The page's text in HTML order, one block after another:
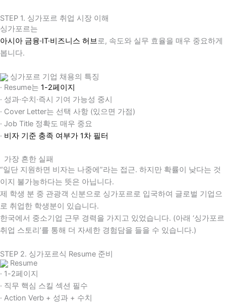
STEP 1. 싱가포르 취업 시장 이해
싱가포르는
아시아 금융·IT·비즈니스 허브로, 속도와 실무 효율을 매우 중요하게
봅니다.
싱가포르 기업 채용의 특징
· Resume는 1-2페이지
· 성과·수치·즉시 기여 가능성 중시
· Cover Letter는 선택 사항 (있으면 가점)
· Job Title 정확도 매우 중요
· 비자 기준 충족 여부가 1차 필터
가장 흔한 실패
“일단 지원하면 비자는 나중에”라는 접근. 하지만 확률이 낮다는 것
이지 불가능하다는 뜻은 아닙니다.
제 학생 분 중 관광객 신분으로 싱가포르로 입국하여 글로벌 기업으
로 취업한 학생분이 있습니다.
한국에서 중소기업 근무 경력을 가지고 있었습니다. (아래 ‘싱가포르
취업 스토리’를 통해 더 자세한 경험담을 들을 수 있습니다.)
STEP 2. 싱가포르식 Resume 준비
Resume
· 1-2페이지
· 직무 핵심 스킬 섹션 필수
· Action Verb + 성과 + 수치